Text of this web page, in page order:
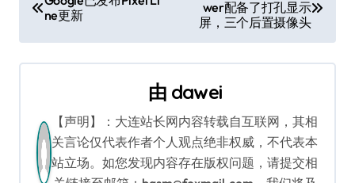
章
导
ne更新
wer配备了打孔显示
屏，三个后置摄像头
由 dawei
【声明】：大连站长网内容转载自互联网，其相
关言论仅代表作者个人观点绝非权威，不代表本
站立场。如您发现内容存在版权问题，请提交相